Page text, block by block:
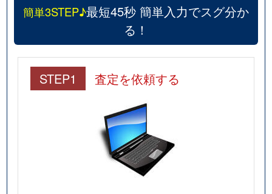
簡単3STEP♪最短45秒 簡単入力でスグ分か
る！
STEP1 査定を依頼する